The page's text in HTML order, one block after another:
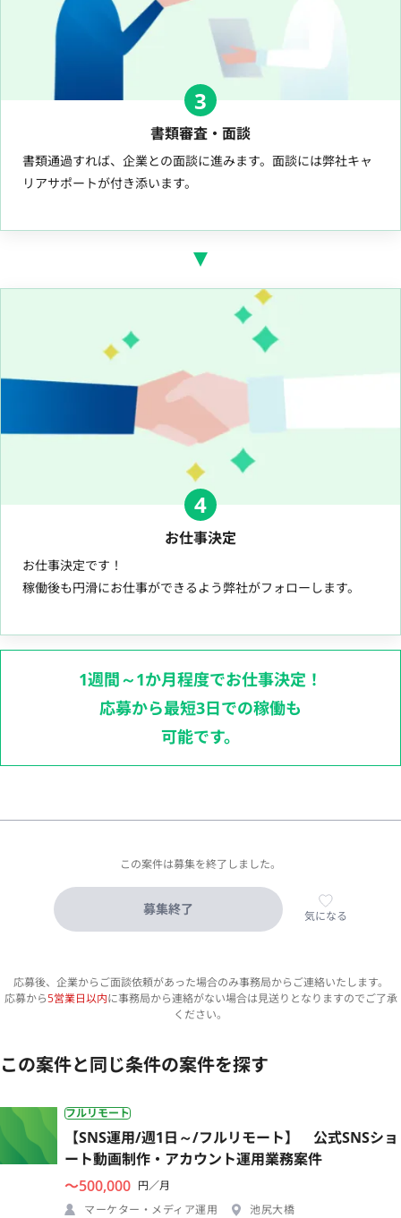
3
書類審査・面談
書類通過すれば、企業との面談に進みます。面談には弊社キャ
リアサポートが付き添います。
4
お仕事決定
お仕事決定です！
稼働後も円滑にお仕事ができるよう弊社がフォローします。
1週間～1か月程度でお仕事決定！
応募から最短3日での稼働も
可能です。
この案件は募集を終了しました。
募集終了 気になる
応募後、企業からご面談依頼があった場合のみ事務局からご連絡いたします。
応募から5営業日以内に事務局から連絡がない場合は見送りとなりますのでご了承
ください。
この案件と同じ条件の案件を探す
フルリモート
【SNS運用/週1日～/フルリモート】 公式SNSショ
ート動画制作・アカウント運用業務案件
〜500,000 円／月
マーケター・メディア運用
池尻大橋